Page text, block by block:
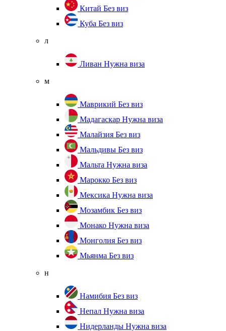
Китай Без виз
Куба Без виз
л
Ливан Нужна виза
м
Маврикий Без виз
Мадагаскар Нужна виза
Малайзия Без виз
Мальдивы Без виз
Мальта Нужна виза
Марокко Без виз
Мексика Нужна виза
Мозамбик Без виз
Монако Нужна виза
Монголия Без виз
Мьянма Без виз
н
Намибия Без виз
Непал Нужна виза
Нидерланды Нужна виза